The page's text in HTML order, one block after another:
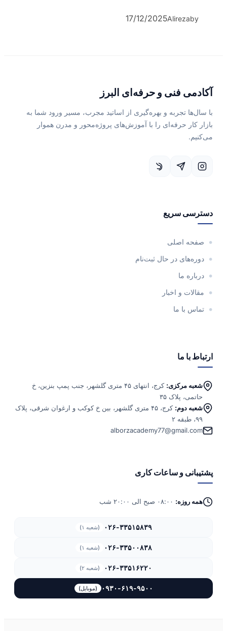
by
Alireza
17/12/2025
آکادمی فنی و حرفه‌ای البرز
با سال‌ها تجربه و بهره‌گیری از اساتید مجرب، مسیر ورود شما به
بازار کار حرفه‌ای را با آموزش‌های پروژه‌محور و مدرن هموار
می‌کنیم.
دسترسی سریع
صفحه اصلی
دوره‌های در حال ثبت‌نام
درباره ما
مقالات و اخبار
تماس با ما
ارتباط با ما
شعبه مرکزی:
کرج، انتهای ۴۵ متری گلشهر، جنب پمپ بنزین، خ
حاتمی، پلاک ۳۵
شعبه دوم:
کرج، ۴۵ متری گلشهر، بین خ کوکب و ارغوان شرقی، پلاک
۹۹، طبقه ۲
alborzacademy77@gmail.com
پشتیبانی و ساعات کاری
همه روزه:
۰۲۶-۳۳۵۱۵۸۳۹ (شعبه ۱)
۰۲۶-۳۳۵۰۰۸۳۸ (شعبه ۱)
۰۲۶-۳۳۵۱۶۲۲۰ (شعبه ۲)
۰۹۳۰-۶۱۹-۹۵۰۰ (موبایل)